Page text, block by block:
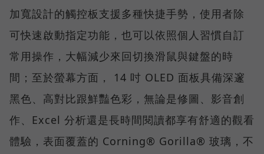
加寬設計的觸控板支援多種快捷手勢，使用者除
可快速啟動指定功能，也可以依照個人習慣自訂
常用操作，大幅減少來回切換滑鼠與鍵盤的時
間；至於螢幕方面， 14 吋 OLED 面板具備深邃
黑色、高對比跟鮮豔色彩，無論是修圖、影音創
作、Excel 分析還是長時間閱讀都享有舒適的觀看
體驗，表面覆蓋的 Corning® Gorilla® 玻璃，不